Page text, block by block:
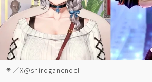
圖／X@shiroganenoel